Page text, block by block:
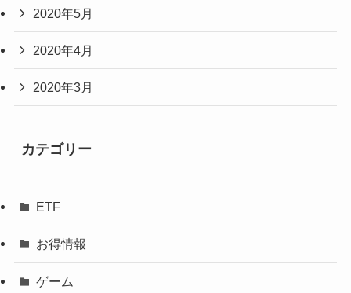
2020年5月
2020年4月
2020年3月
カテゴリー
ETF
お得情報
ゲーム